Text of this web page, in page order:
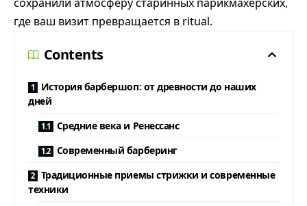
где ваш визит превращается в ritual.
Contents
История барбершоп: от древности до наших
дней
Средние века и Ренессанс
Современный барберинг
Традиционные приемы стрижки и современные
техники